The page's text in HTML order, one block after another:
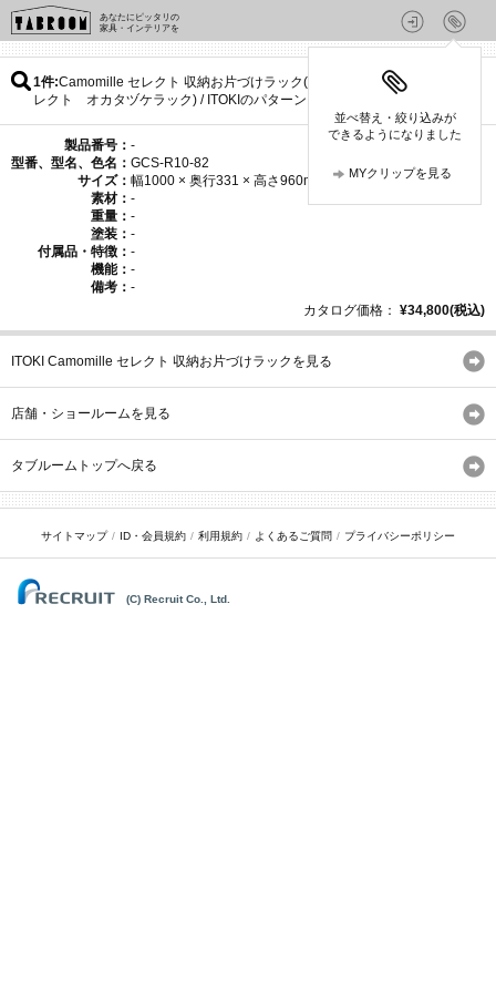
あなたにピッタリの
家具・インテリアを
並べ替え・絞り込みが
できるようになりました
MYクリップを見る
1件 Camomille セレクト 収納お片づけラック(カモミールセ
レクト オカタヅケラック) / ITOKIのパターン
製品番号： -
型番、型名、色名： GCS-R10-82
サイズ： 幅1000 × 奥行331 × 高さ960mm
素材： -
重量： -
塗装： -
付属品・特徴： -
機能： -
備考： -
カタログ価格： ¥34,800(税込)
ITOKI Camomille セレクト 収納お片づけラックを見る
店舗・ショールームを見る
タブルームトップへ戻る
サイトマップ ID・会員規約 利用規約 よくあるご質問 プライバシーポリシー
(C) Recruit Co., Ltd.